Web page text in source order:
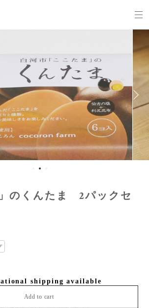
」のくんたま 2パックセ
shipping available
Add to cart